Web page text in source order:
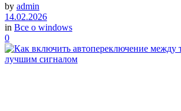
by admin
14.02.2026
in Все о windows
0